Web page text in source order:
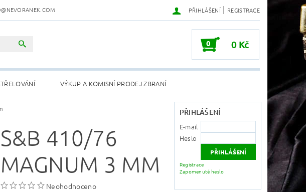
PŘIHLÁŠENÍ | REGISTRACE
0 0 Kč
VÝKUP A KOMISNÍ PRODEJ ZBRANÍ
S&B 410/76
MAGNUM 3 MM
Neohodnoceno
PŘIHLÁŠENÍ
E-mail
Heslo
Registrace
Zapomenuté heslo